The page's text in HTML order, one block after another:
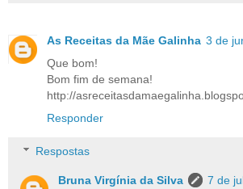
As Receitas da Mãe Galinha 3 de
Que bom!
Bom fim de semana!
http://
Responder
Respostas
Bruna Virgínia da Silva
7 de